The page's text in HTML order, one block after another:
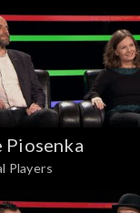
Piosenka
Players